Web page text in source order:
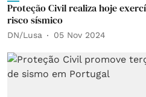
Proteção Civil realiza hoje
risco sísmico
DN/Lusa 05 Nov 2024